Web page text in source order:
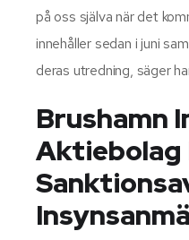
på oss själva när det
innehåller sedan i juni
deras utredning, säger
Brushamn
Aktiebolag